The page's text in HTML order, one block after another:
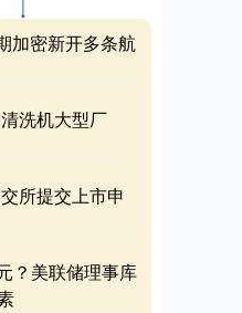
加密新开多条航
洗机大型厂
所提交上市申
？美联储理事库